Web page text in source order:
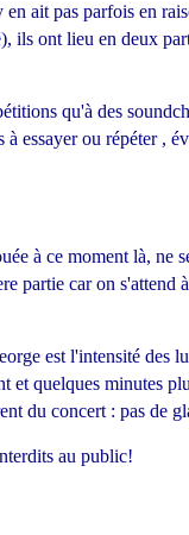
ait pas parfois en
ils ont lieu en deux
qu'à des
essayer ou répéter ,
à ce moment là, ne
partie car on s'attend
est l'intensité des
et quelques minutes
du concert : pas de
au public!